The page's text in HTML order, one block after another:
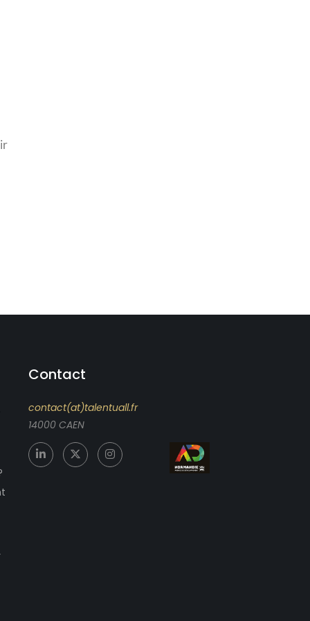
Contact
contact(at)talentuall.fr
14000 CAEN